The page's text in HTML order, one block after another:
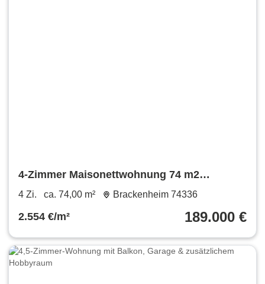
4-Zimmer Maisonettwohnung 74 m2
*provisionsfrei*
4 Zi. ca. 74,00 m² Brackenheim 74336
2.554 €/m² 189.000 €